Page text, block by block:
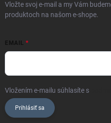
Vložte svoj e-mail a my Vám
produktoch na našom e-shope.
EMAIL
Vložením e-mailu súhlasíte s
Prihlásiť sa